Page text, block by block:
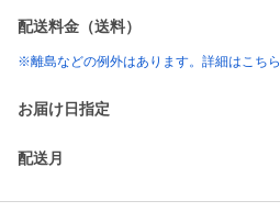
配送料金（送料）
※離島などの例外はあります。詳細はこちら
お届け日指定
配送月